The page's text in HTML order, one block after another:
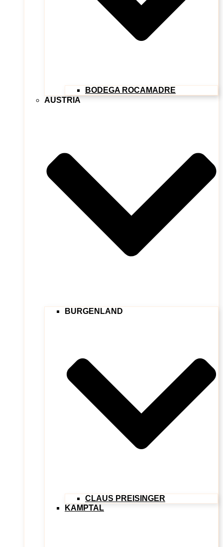
BODEGA ROCAMADRE
AUSTRIA
BURGENLAND
CLAUS PREISINGER
KAMPTAL